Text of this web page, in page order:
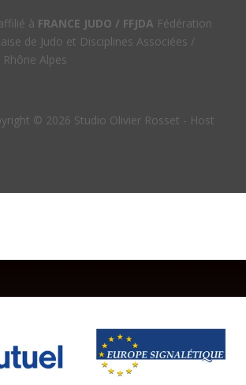
à FRANCE JUDO / FFJDA Fédération
de Judo et Disciplines Associées /
Rhône Alpes
© 2026 Studio Olivier Rosset - Host